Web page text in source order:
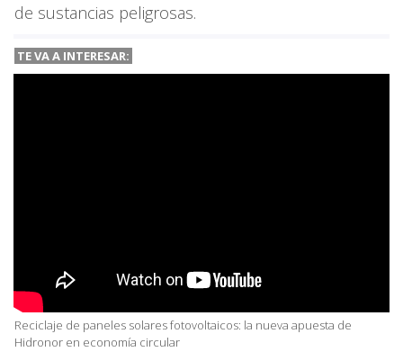
de sustancias peligrosas.
TE VA A INTERESAR:
Reciclaje de paneles solares fotovoltaicos: la nueva apuesta de
Hidronor en economía circular